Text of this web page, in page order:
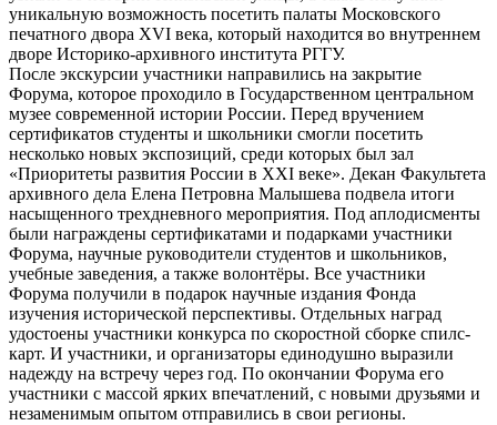
уникальную возможность посетить палаты Московского
печатного двора XVI века, который находится во внутреннем
дворе Историко-архивного института РГГУ.
После экскурсии участники направились на закрытие
Форума, которое проходило в Государственном центральном
музее современной истории России. Перед вручением
сертификатов студенты и школьники смогли посетить
несколько новых экспозиций, среди которых был зал
«Приоритеты развития России в XXI веке». Декан Факультета
архивного дела Елена Петровна Малышева подвела итоги
насыщенного трехдневного мероприятия. Под аплодисменты
были награждены сертификатами и подарками участники
Форума, научные руководители студентов и школьников,
учебные заведения, а также волонтёры. Все участники
Форума получили в подарок научные издания Фонда
изучения исторической перспективы. Отдельных наград
удостоены участники конкурса по скоростной сборке спилс-
карт. И участники, и организаторы единодушно выразили
надежду на встречу через год. По окончании Форума его
участники с массой ярких впечатлений, с новыми друзьями и
незаменимым опытом отправились в свои регионы.